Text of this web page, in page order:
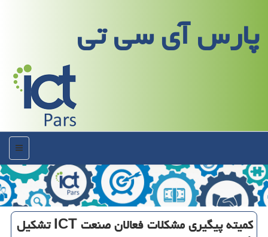
پارس آی سی تی
منو
كمیته پیگیری مشكلات فعالان صنعت ICT تشكیل